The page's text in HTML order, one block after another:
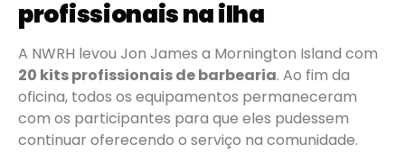
profissionais na ilha
A NWRH levou Jon James a Mornington Island com
20 kits profissionais de barbearia. Ao fim da
oficina, todos os equipamentos permaneceram
com os participantes para que eles pudessem
continuar oferecendo o serviço na comunidade.